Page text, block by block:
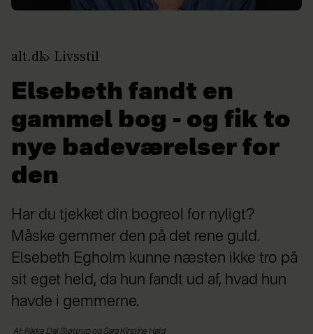
alt.dk Livsstil
Elsebeth fandt en
gammel bog - og fik to
nye badeværelser for
den
Har du tjekket din bogreol for nyligt?
Måske gemmer den på det rene guld.
Elsebeth Egholm kunne næsten ikke tro på
sit eget held, da hun fandt ud af, hvad hun
havde i gemmerne.
Af: Rikke Dal Støttrup og Sara Kirstine Hald